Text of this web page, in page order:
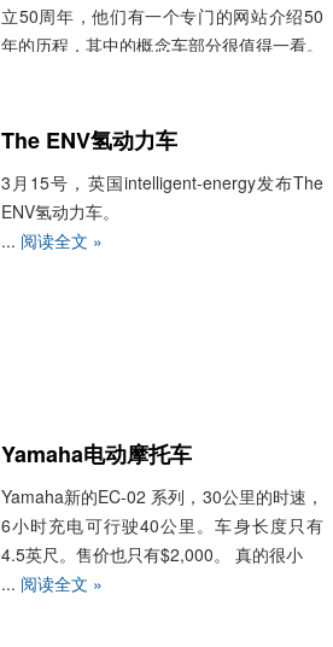
立50周年，他们有一个专门的网站介绍50
年的历程，其中的概念车部分很值得一看。
The ENV氢动力车
3月15号，英国intelligent-energy发布The
ENV氢动力车。
... 阅读全文 »
Yamaha电动摩托车
Yamaha新的EC-02 系列，30公里的时速，
6小时充电可行驶40公里。车身长度只有
4.5英尺。售价也只有$2,000。 真的很小
... 阅读全文 »